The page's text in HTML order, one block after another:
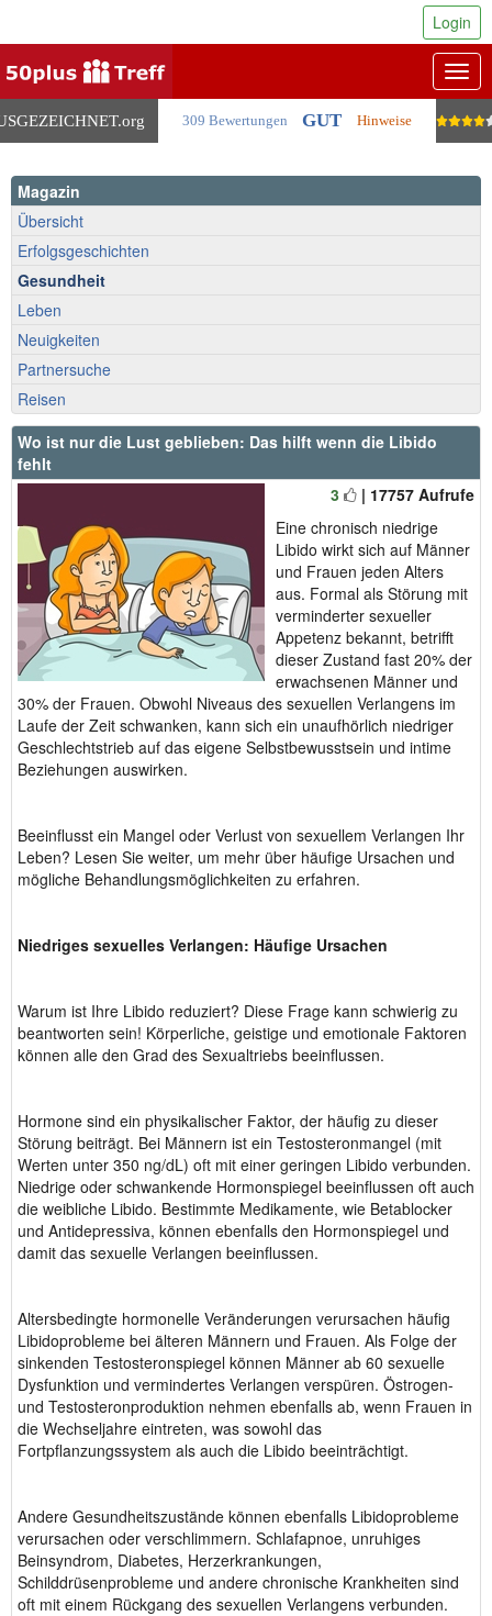
.org 309 Bewertungen GUT Hinweise
Login
Magazin
Übersicht
Erfolgsgeschichten
Gesundheit
Leben
Neuigkeiten
Partnersuche
Reisen
Wo ist nur die Lust geblieben: Das hilft wenn die Libido
fehlt
3
| 17757 Aufrufe
Eine chronisch niedrige
Libido wirkt sich auf Männer
und Frauen jeden Alters
aus. Formal als Störung mit
verminderter sexueller
Appetenz bekannt, betrifft
dieser Zustand fast 20% der
erwachsenen Männer und
30% der Frauen. Obwohl Niveaus des sexuellen Verlangens im
Laufe der Zeit schwanken, kann sich ein unaufhörlich niedriger
Geschlechtstrieb auf das eigene Selbstbewusstsein und intime
Beziehungen auswirken.
Beeinflusst ein Mangel oder Verlust von sexuellem Verlangen Ihr
Leben? Lesen Sie weiter, um mehr über häufige Ursachen und
mögliche Behandlungsmöglichkeiten zu erfahren.
Niedriges sexuelles Verlangen: Häufige Ursachen
Warum ist Ihre Libido reduziert? Diese Frage kann schwierig zu
beantworten sein! Körperliche, geistige und emotionale Faktoren
können alle den Grad des Sexualtriebs beeinflussen.
Hormone sind ein physikalischer Faktor, der häufig zu dieser
Störung beiträgt. Bei Männern ist ein Testosteronmangel (mit
Werten unter 350 ng/dL) oft mit einer geringen Libido verbunden.
Niedrige oder schwankende Hormonspiegel beeinflussen oft auch
die weibliche Libido. Bestimmte Medikamente, wie Betablocker
und Antidepressiva, können ebenfalls den Hormonspiegel und
damit das sexuelle Verlangen beeinflussen.
Altersbedingte hormonelle Veränderungen verursachen häufig
Libidoprobleme bei älteren Männern und Frauen. Als Folge der
sinkenden Testosteronspiegel können Männer ab 60 sexuelle
Dysfunktion und vermindertes Verlangen verspüren. Östrogen-
und Testosteronproduktion nehmen ebenfalls ab, wenn Frauen in
die Wechseljahre eintreten, was sowohl das
Fortpflanzungssystem als auch die Libido beeinträchtigt.
Andere Gesundheitszustände können ebenfalls Libidoprobleme
verursachen oder verschlimmern. Schlafapnoe, unruhiges
Beinsyndrom, Diabetes, Herzerkrankungen,
Schilddrüsenprobleme und andere chronische Krankheiten sind
oft mit einem Rückgang des sexuellen Verlangens verbunden.